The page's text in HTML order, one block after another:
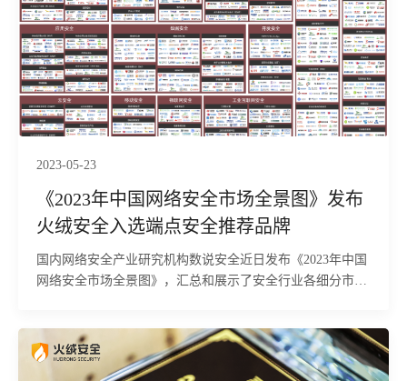
2023-05-23
《2023年中国网络安全市场全景图》发布
火绒安全入选端点安全推荐品牌
国内网络安全产业研究机构数说安全近日发布《2023年中国
网络安全市场全景图》，汇总和展示了安全行业各细分市场